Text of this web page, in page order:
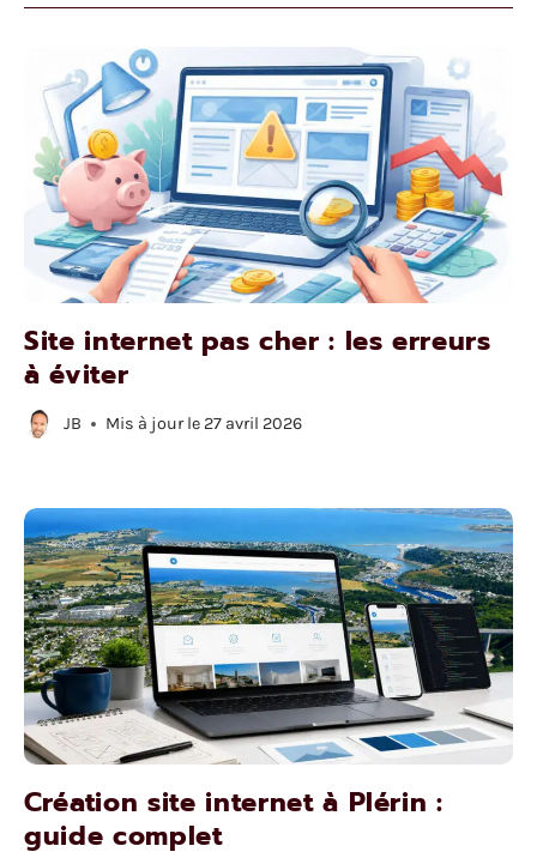
Site internet pas cher : les erreurs
à éviter
JB Mis à jour le 27 avril 2026
Création site internet à Plérin :
guide complet